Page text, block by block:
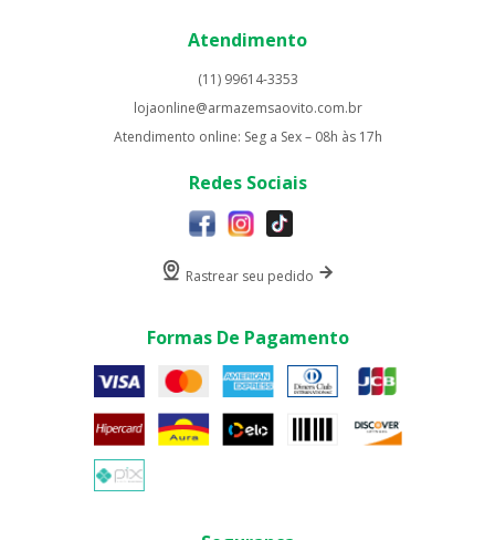
Atendimento
(11) 99614-3353
lojaonline@armazemsaovito.com.br
Atendimento online: Seg a Sex – 08h às 17h
Redes Sociais
Rastrear seu pedido
Formas De Pagamento